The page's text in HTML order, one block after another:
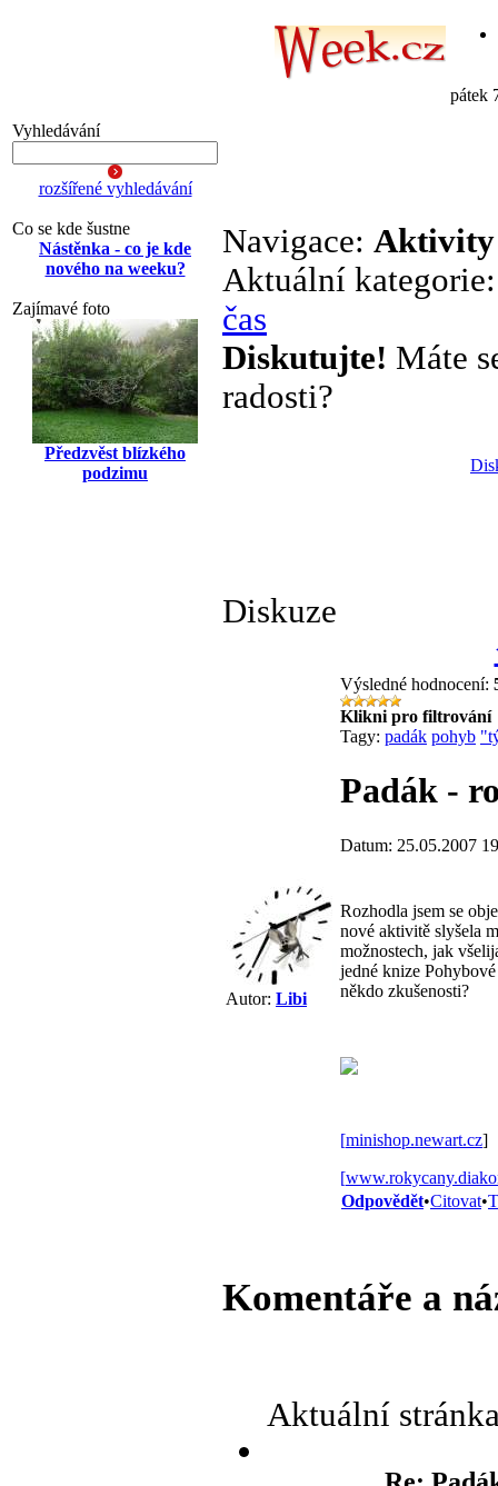
pátek
Vyhledávání
rozšířené vyhledávání
Co se kde šustne
Nástěnka - co je kde
nového na weeku?
Zajímavé foto
Předzvěst blízkého
podzimu
Navigace: Aktivity
Aktuální
čas
Diskutujte! Máte
radosti?
Diskuze
Autor: Libi
Výsledné hodnocení:
Klikni pro filtrování
Tagy: padák pohyb
Padák -
Datum: 25.05.2007
Rozhodla jsem se
nové aktivitě slyšela
možnostech, jak
jedné knize
někdo zkušenosti?
[minishop.newart.cz]
[
Odpovědět•Citovat•
Komentáře a
Aktuální